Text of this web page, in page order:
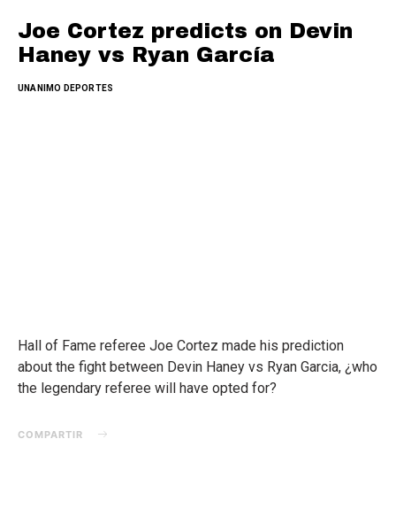
Joe Cortez predicts on Devin
Haney vs Ryan García
UNANIMO DEPORTES
Hall of Fame referee Joe Cortez made his prediction
about the fight between Devin Haney vs Ryan Garcia, ¿who
the legendary referee will have opted for?
COMPARTIR